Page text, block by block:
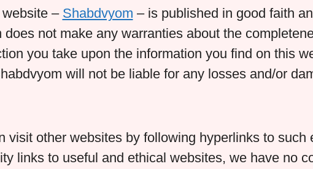
– Shabdvyom – is published in good faith
does not make any warranties about the
you take upon the information you find on this
will not be liable for any losses and/or
visit other websites by following hyperlinks to such
links to useful and ethical websites, we have no